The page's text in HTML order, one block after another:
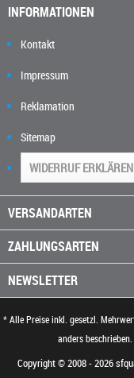
INFORMATIONEN
Kontakt
Impressum
Reklamation
Sitemap
WIDERRUF ERKLÄREN
VERSANDARTEN
ZAHLUNGSARTEN
NEWSLETTER
* Alle Preise inkl. gesetzl.
anders
Copyright © 2008 - 2026